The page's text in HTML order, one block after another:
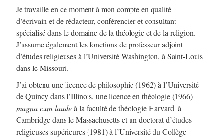
Je travaille en ce moment à mon compte en qualité
d’écrivain et de rédacteur, conférencier et consultant
spécialisé dans le domaine de la théologie et de la religion.
J’assume également les fonctions de professeur adjoint
d’études religieuses à l’Université Washington, à Saint-Louis
dans le Missouri.
J’ai obtenu une licence de philosophie (1962) à l’Université
de Quincy dans l’Illinois, une licence en théologie (1966)
magna cum laudeà la faculté de théologie Harvard, à
Cambridge dans le Massachusetts et un doctorat d’études
religieuses supérieures (1981) à l’Université du Collège